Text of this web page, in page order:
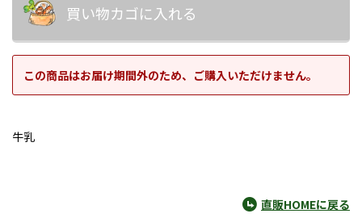
買い物カゴに入れる
この商品はお届け期間外のため、ご購入いただけません。
牛乳
直販HOMEに戻る